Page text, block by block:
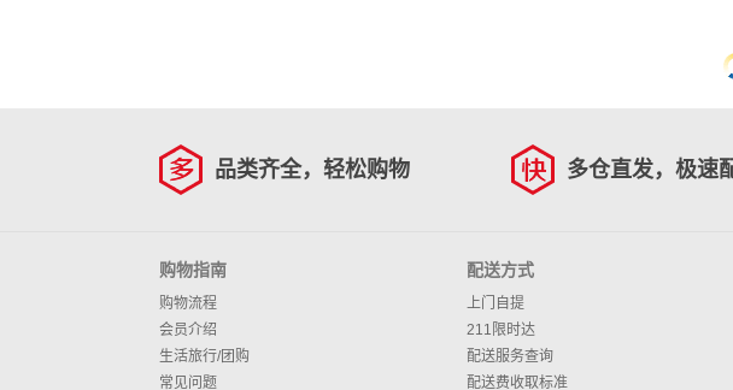
品类齐全，轻松购物 多仓直发，极速
购物指南
购物流程
会员介绍
生活旅行/团购
常见问题
配送方式
上门自提
211限时达
配送服务查询
配送费收取标准